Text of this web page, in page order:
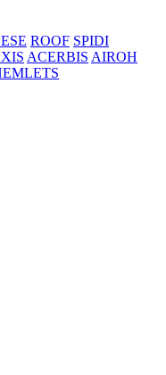
ROOF SPIDI
ACERBIS AIROH